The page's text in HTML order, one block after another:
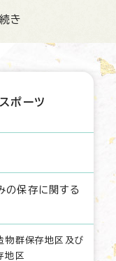
き
ポーツ
の保存に関する
物群保存地区及び
地区